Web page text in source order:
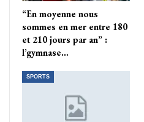
“En moyenne nous
sommes en mer entre 180
et 210 jours par an” :
l’gymnase…
SPORTS